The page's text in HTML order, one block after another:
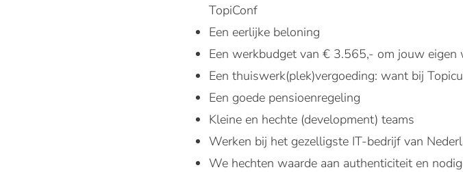
TopiConf
Een eerlijke beloning
Een werkbudget van € 3.565,- om jouw eigen
Een thuiswerk(plek)vergoeding: want bij
Een goede pensioenregeling
Kleine en hechte (development) teams
Werken bij het gezelligste IT-bedrijf van
We hechten waarde aan authenticiteit en